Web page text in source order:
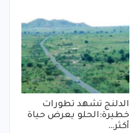
الدلنج تشهد تطورات
خطيرة:الحلو يعرض حياة
أكثر…